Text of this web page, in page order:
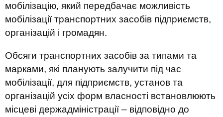
мобілізацію, який передбачає можливість
мобілізації транспортних засобів підприємств,
організацій і громадян.
Обсяги транспортних засобів за типами та
марками, які планують залучити під час
мобілізації, для підприємств, установ та
організацій усіх форм власності встановлюють
місцеві держадміністрації – відповідно до